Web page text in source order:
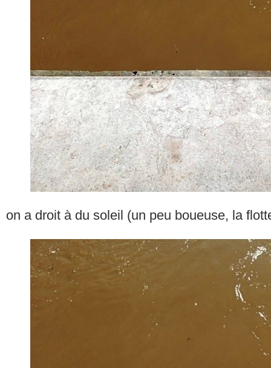
on a droit à du soleil (un peu boueuse, la